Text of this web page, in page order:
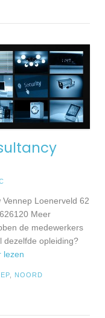
Loenerveld 62
Meer
de medewerkers
dezelfde opleiding?
lezen
NOORD